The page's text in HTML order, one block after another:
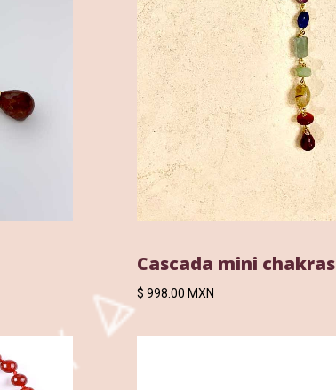
Cascada mini chakras
$ 998.00 MXN